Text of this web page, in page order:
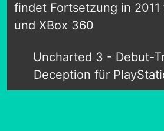
findet Fortsetzung in 2011
und XBox 360
Uncharted 3 - Debut-
Deception für